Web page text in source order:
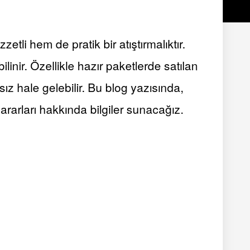
hem de pratik bir atıştırmalıktır.
Özellikle hazır paketlerde satılan
hale gelebilir. Bu blog yazısında,
hakkında bilgiler sunacağız.